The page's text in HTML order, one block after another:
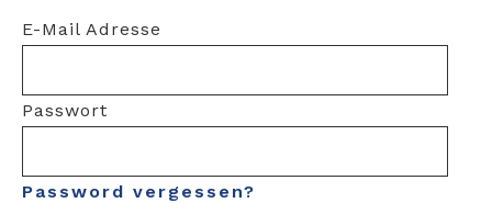
E-Mail Adresse
Passwort
Password vergessen?